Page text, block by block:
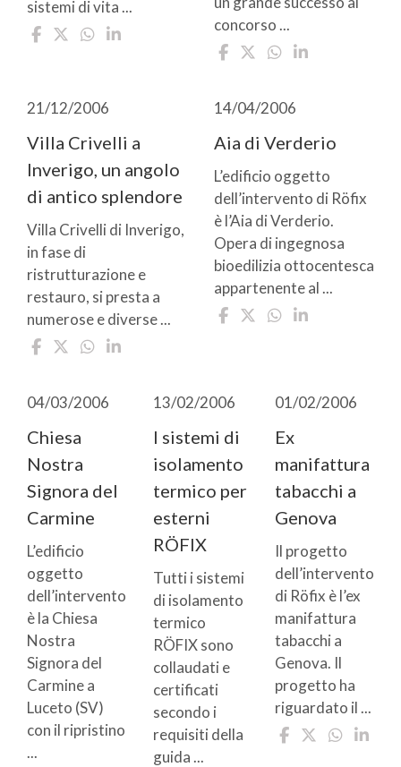
sistemi di vita ...
concorso ...
21/12/2006
Villa Crivelli a
Inverigo, un angolo
di antico splendore
Villa Crivelli di Inverigo,
in fase di
ristrutturazione e
restauro, si presta a
numerose e diverse ...
14/04/2006
Aia di Verderio
L’edificio oggetto
dell’intervento di Röfix
è l’Aia di Verderio.
Opera di ingegnosa
bioedilizia ottocentesca
appartenente al ...
04/03/2006
Chiesa
Nostra
Signora del
Carmine
L’edificio
oggetto
dell’intervento
è la Chiesa
Nostra
Signora del
Carmine a
Luceto (SV)
con il ripristino
...
13/02/2006
I sistemi di
isolamento
termico per
esterni
RÖFIX
Tutti i sistemi
di isolamento
termico
RÖFIX sono
collaudati e
certificati
secondo i
requisiti della
guida ...
01/02/2006
Ex
manifattura
tabacchi a
Genova
Il progetto
dell’intervento
di Röfix è l’ex
manifattura
tabacchi a
Genova. Il
progetto ha
riguardato il ...